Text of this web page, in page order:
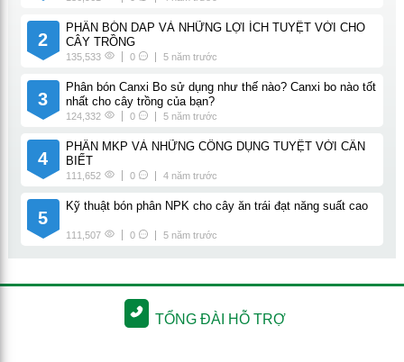
2
PHÂN BÓN DAP VÀ NHỮNG LỢI ÍCH TUYỆT VỜI CHO
CÂY TRỒNG
135,533 0 5 năm trước
3
Phân bón Canxi Bo sử dụng như thế nào? Canxi bo nào tốt
nhất cho cây trồng của bạn?
124,332 0 5 năm trước
4
PHÂN MKP VÀ NHỮNG CÔNG DỤNG TUYỆT VỜI CẦN
BIẾT
111,652 0 4 năm trước
5
Kỹ thuật bón phân NPK cho cây ăn trái đạt năng suất cao
111,507 0 5 năm trước
TỔNG ĐÀI HỖ TRỢ